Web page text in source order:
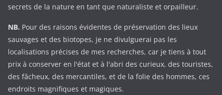
secrets de la nature en tant que naturaliste et orpailleur.
NB. Pour des raisons évidentes de préservation des lieux
sauvages et des biotopes, je ne divulguerai pas les
localisations précises de mes recherches, car je tiens à tout
prix à conserver en l'état et à l'abri des curieux, des touristes,
des fâcheux, des mercantiles, et de la folie des hommes, ces
endroits magnifiques et magiques.